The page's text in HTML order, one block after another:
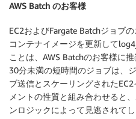
AWS Batch のお客様
EC2およびFargate Batchジョブ
コンテナイメージを更新して
ことは、AWS Batchのお客様に
30分未満の短時間のジョブは、
ブ送信とスケーリングされた
メントの性質と組み合わせると
ンロジックによって見逃されてし